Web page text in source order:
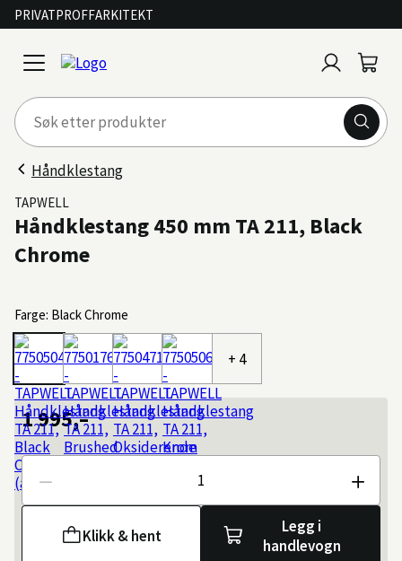
PRIVATPROFFARKITEKT
open
menu
inn
Håndklestang
TAPWELL
Håndklestang 450 mm TA 211, Black
Chrome
Farge: Black Chrome
+ 4
1 995,–
Antall
Klikk & hent
Legg i
handlevogn